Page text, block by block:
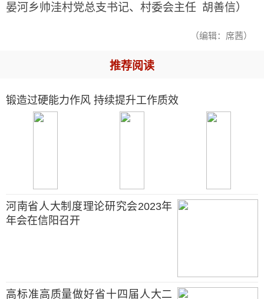
晏河乡帅洼村党总支书记、村委会主任 胡善信）
（编辑：席茜）
推荐阅读
锻造过硬能力作风 持续提升工作质效
河南省人大制度理论研究会2023年
年会在信阳召开
高标准高质量做好省十四届人大二